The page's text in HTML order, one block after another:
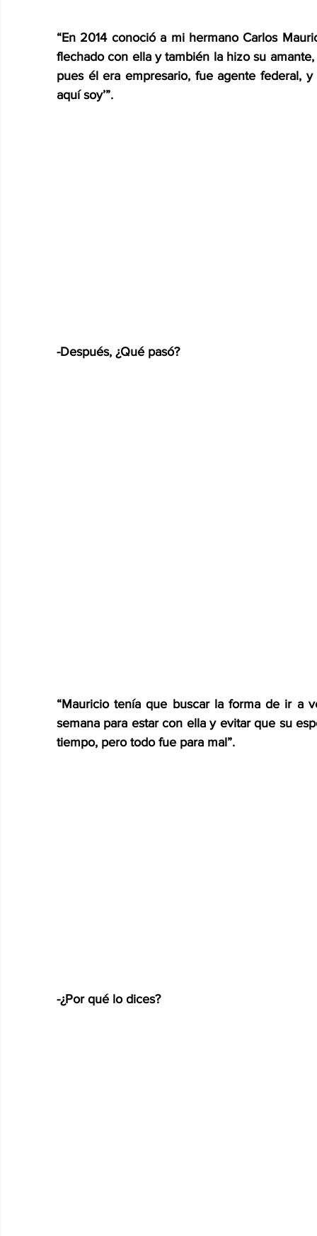
“En 2014 conoció a mi hermano Carlos
flechado con ella y también la hizo su
pues él era empresario, fue agente federal,
aquí soy’”.
-Después, ¿Qué pasó?
“Mauricio tenía que buscar la forma de ir a
semana para estar con ella y evitar que su
tiempo, pero todo fue para mal”.
-¿Por qué lo dices?